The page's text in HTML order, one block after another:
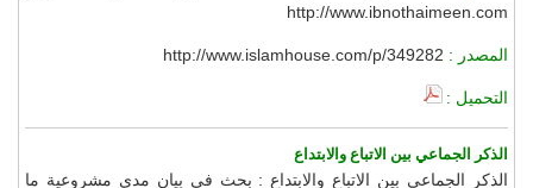
http://www.ibnothaimeen.com
المصدر : http://www.islamhouse.com/p/349282
التحميل :
الذكر الجماعي بين الاتباع والابتداع
الذكر الجماعي بين الاتباع والابتداع : بحث في بيان مدى مشروعية ما